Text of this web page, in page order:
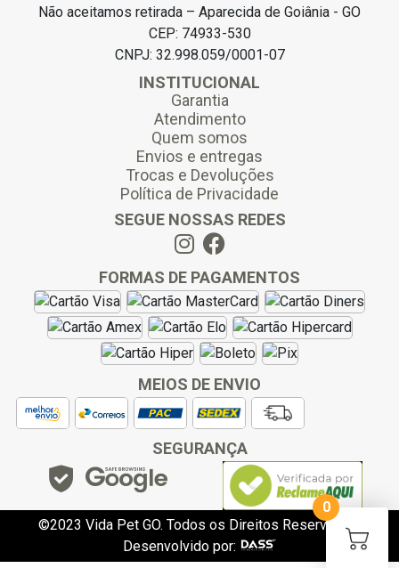
Não aceitamos retirada – Aparecida de Goiânia - GO
CEP: 74933-530
CNPJ: 32.998.059/0001-07
INSTITUCIONAL
Garantia
Atendimento
Quem somos
Envios e entregas
Trocas e Devoluções
Política de Privacidade
SEGUE NOSSAS REDES
FORMAS DE PAGAMENTOS
MEIOS DE ENVIO
SEGURANÇA
©2023 Vida Pet GO. Todos os Direitos Reservados.
Desenvolvido por:
0